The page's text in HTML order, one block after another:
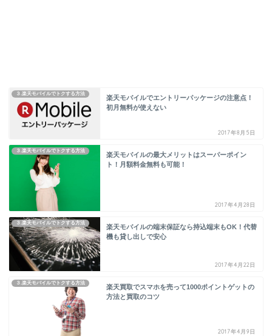
３.楽天モバイルでトクする方法
楽天モバイルでエントリーパッケージの注意点！
初月無料が使えない
2017年8月5日
３.楽天モバイルでトクする方法
楽天モバイルの最大メリットはスーパーポイン
ト！月額料金無料も可能！
2017年4月28日
３.楽天モバイルでトクする方法
楽天モバイルの端末保証なら持込端末もOK！代替
機も貸し出しで安心
2017年4月22日
３.楽天モバイルでトクする方法
楽天買取でスマホを売って1000ポイントゲットの
方法と買取のコツ
2017年4月9日